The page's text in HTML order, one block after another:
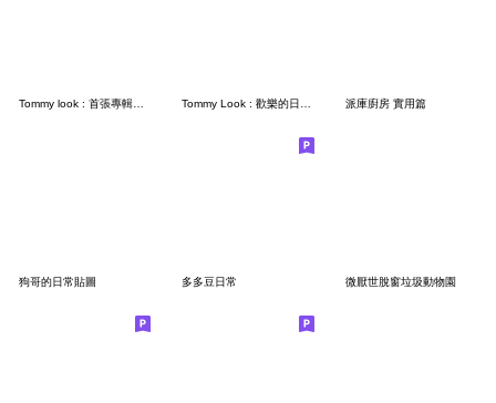
派庫廚房 實用篇
狗哥的日常貼圖 多多豆日常 微厭世脫窗垃圾動物園